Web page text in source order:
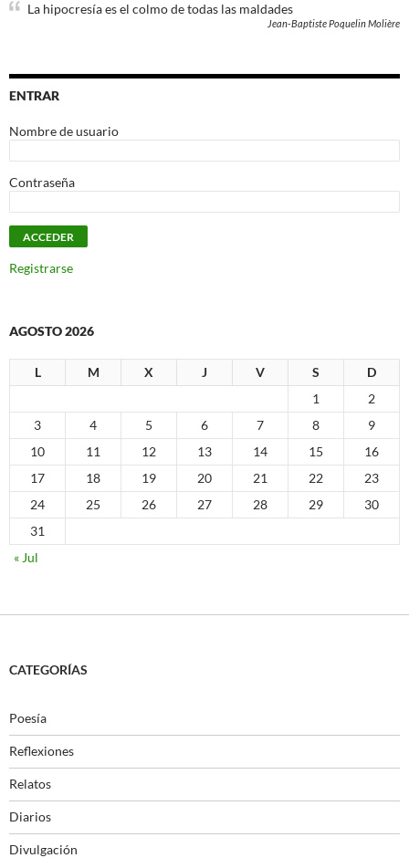
La hipocresía es el colmo de todas las maldades
Jean-Baptiste Poquelin Molière
ENTRAR
Nombre de usuario
Contraseña
Registrarse
AGOSTO 2026
L M X J V S
D
1
2
3
4 5 6 7 8
9
10
11 12 13 14 15
16
17
18 19 20 21 22
23
24
25 26 27 28 29
30
31
« Jul
CATEGORÍAS
Poesía
Reflexiones
Relatos
Diarios
Divulgación